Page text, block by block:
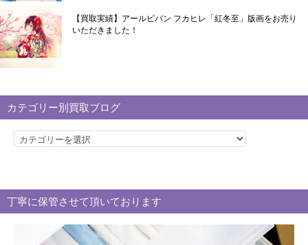
【買取実績】アールビバン フカヒレ「紅冬至」版画をお売り
いただきました！
カテゴリー別買取ブログ
カ
ー
丁寧に保管させて頂いております